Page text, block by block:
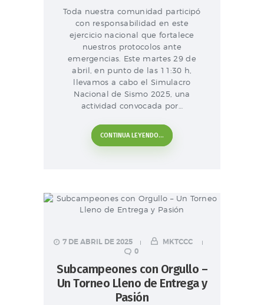
Toda nuestra comunidad participó
con responsabilidad en este
ejercicio nacional que fortalece
nuestros protocolos ante
emergencias. Este martes 29 de
abril, en punto de las 11:30 h,
llevamos a cabo el Simulacro
Nacional de Sismo 2025, una
actividad convocada por…
CONTINUA LEYENDO...
7 DE ABRIL DE 2025
MKTCCC
0
Subcampeones con Orgullo –
Un Torneo Lleno de Entrega y
Pasión